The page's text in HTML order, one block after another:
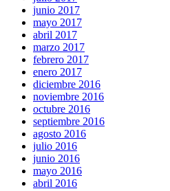
junio 2017
mayo 2017
abril 2017
marzo 2017
febrero 2017
enero 2017
diciembre 2016
noviembre 2016
octubre 2016
septiembre 2016
agosto 2016
julio 2016
junio 2016
mayo 2016
abril 2016